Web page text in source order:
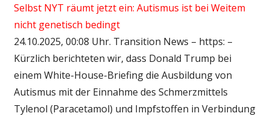
Selbst NYT räumt jetzt ein: Autismus ist bei Weitem
nicht genetisch bedingt
24.10.2025, 00:08 Uhr. Transition News – https: –
Kürzlich berichteten wir, dass Donald Trump bei
einem White-House-Briefing die Ausbildung von
Autismus mit der Einnahme des Schmerzmittels
Tylenol (Paracetamol) und Impfstoffen in Verbindung